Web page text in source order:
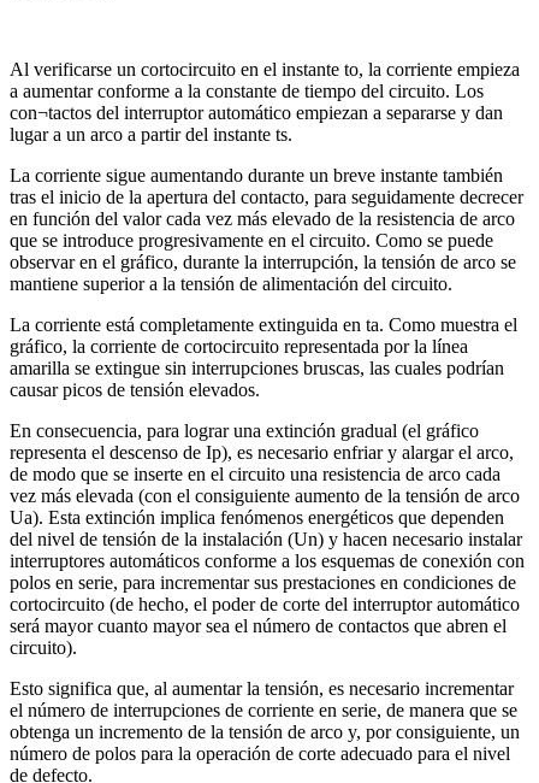
Al verificarse un cortocircuito en el instante to, la corriente empieza
a aumentar conforme a la constante de tiempo del circuito. Los
con¬tactos del interruptor automático empiezan a separarse y dan
lugar a un arco a partir del instante ts.
La corriente sigue aumentando durante un breve instante también
tras el inicio de la apertura del contacto, para seguidamente decrecer
en función del valor cada vez más elevado de la resistencia de arco
que se introduce progresivamente en el circuito. Como se puede
observar en el gráfico, durante la interrupción, la tensión de arco se
mantiene superior a la tensión de alimentación del circuito.
La corriente está completamente extinguida en ta. Como muestra el
gráfico, la corriente de cortocircuito representada por la línea
amarilla se extingue sin interrupciones bruscas, las cuales podrían
causar picos de tensión elevados.
En consecuencia, para lograr una extinción gradual (el gráfico
representa el descenso de Ip), es necesario enfriar y alargar el arco,
de modo que se inserte en el circuito una resistencia de arco cada
vez más elevada (con el consiguiente aumento de la tensión de arco
Ua). Esta extinción implica fenómenos energéticos que dependen
del nivel de tensión de la instalación (Un) y hacen necesario instalar
interruptores automáticos conforme a los esquemas de conexión con
polos en serie, para incrementar sus prestaciones en condiciones de
cortocircuito (de hecho, el poder de corte del interruptor automático
será mayor cuanto mayor sea el número de contactos que abren el
circuito).
Esto significa que, al aumentar la tensión, es necesario incrementar
el número de interrupciones de corriente en serie, de manera que se
obtenga un incremento de la tensión de arco y, por consiguiente, un
número de polos para la operación de corte adecuado para el nivel
de defecto.